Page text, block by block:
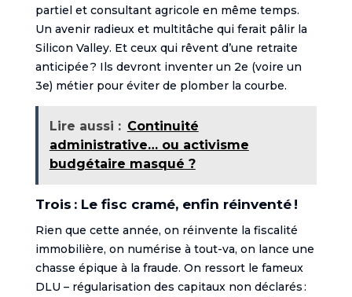
partiel et consultant agricole en même temps.
Un avenir radieux et multitâche qui ferait pâlir la
Silicon Valley. Et ceux qui rêvent d’une retraite
anticipée ? Ils devront inventer un 2e (voire un
3e) métier pour éviter de plomber la courbe.
Lire aussi : Continuité
administrative… ou activisme
budgétaire masqué ?
Trois : Le fisc cramé, enfin réinventé !
Rien que cette année, on réinvente la fiscalité
immobilière, on numérise à tout-va, on lance une
chasse épique à la fraude. On ressort le fameux
DLU – régularisation des capitaux non déclarés :